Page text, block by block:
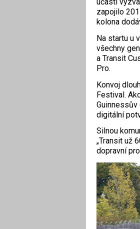
zapojilo
kolona
Na startu u
všechny
a Transit
Pro.
Konvoj
Festival.
digitální
Silnou
„Transit už
dopravní